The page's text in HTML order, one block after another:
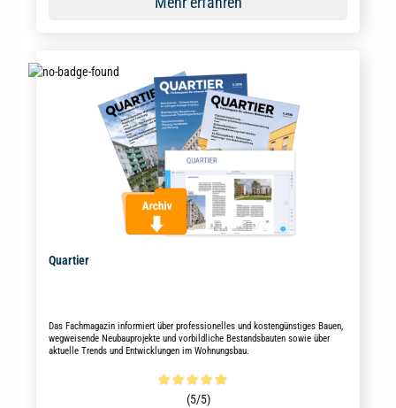
Quartier
Das Fachmagazin informiert über professionelles und kostengünstiges Bauen,
wegweisende Neubauprojekte und vorbildliche Bestandsbauten sowie über
aktuelle Trends und Entwicklungen im Wohnungsbau.
Durchschnittliche Bewertung von 5 von 5 Sternen
(5/5)